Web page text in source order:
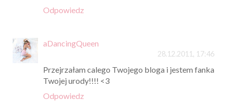
Odpowiedz
aDancingQueen
28.12.2011, 17:46
Przejrzałam calego Twojego bloga i jestem fanka
Twojej urody!!!! <3
Odpowiedz